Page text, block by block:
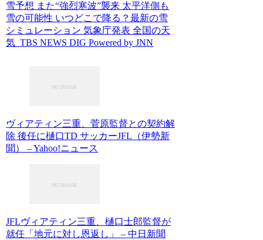
雪予想 また“強烈寒波”襲来 太平洋側も
雪の可能性 いつどこで降る？最新の雪
シミュレーション 気象庁発表 全国の天
気 TBS NEWS DIG Powered by JNN
ヴィアティン三重、菅原監督との契約解
除 後任に樋口TD サッカーJFL（伊勢新
聞） – Yahoo!ニュース
JFLヴィアティン三重、樋口士郎監督が
就任「地元に対し恩返し」 – 中日新聞